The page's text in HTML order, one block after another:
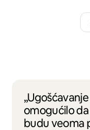
omogućilo
budu veoma